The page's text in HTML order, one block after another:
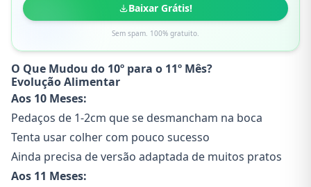
Baixar Grátis!
Sem spam. 100% gratuito.
O Que Mudou do 10º para o 11º Mês?
Evolução Alimentar
Aos 10 Meses:
Pedaços de 1-2cm que se desmancham na boca
Tenta usar colher com pouco sucesso
Ainda precisa de versão adaptada de muitos pratos
Aos 11 Meses: